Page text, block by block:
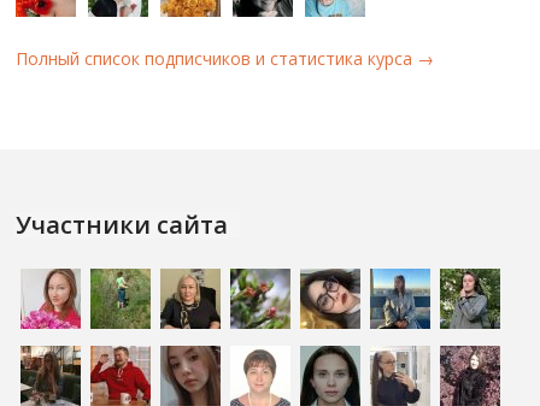
Полный список подписчиков и статистика курса →
Участники сайта